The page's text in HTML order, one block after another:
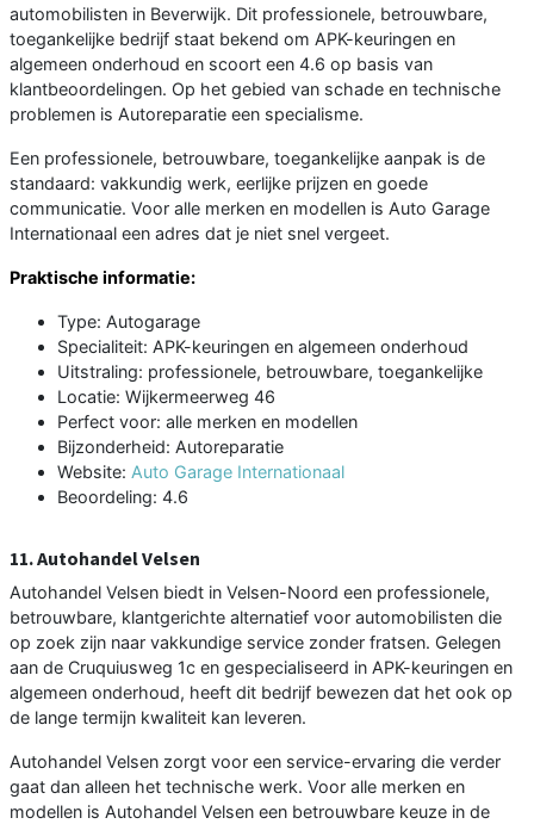
automobilisten in Beverwijk. Dit professionele, betrouwbare,
toegankelijke bedrijf staat bekend om APK-keuringen en
algemeen onderhoud en scoort een 4.6 op basis van
klantbeoordelingen. Op het gebied van schade en technische
problemen is Autoreparatie een specialisme.
Een professionele, betrouwbare, toegankelijke aanpak is de
standaard: vakkundig werk, eerlijke prijzen en goede
communicatie. Voor alle merken en modellen is Auto Garage
Internationaal een adres dat je niet snel vergeet.
Praktische informatie:
Type: Autogarage
Specialiteit: APK-keuringen en algemeen onderhoud
Uitstraling: professionele, betrouwbare, toegankelijke
Locatie: Wijkermeerweg 46
Perfect voor: alle merken en modellen
Bijzonderheid: Autoreparatie
Website: Auto Garage Internationaal
Beoordeling: 4.6
11. Autohandel Velsen
Autohandel Velsen biedt in Velsen-Noord een professionele,
betrouwbare, klantgerichte alternatief voor automobilisten die
op zoek zijn naar vakkundige service zonder fratsen. Gelegen
aan de Cruquiusweg 1c en gespecialiseerd in APK-keuringen en
algemeen onderhoud, heeft dit bedrijf bewezen dat het ook op
de lange termijn kwaliteit kan leveren.
Autohandel Velsen zorgt voor een service-ervaring die verder
gaat dan alleen het technische werk. Voor alle merken en
modellen is Autohandel Velsen een betrouwbare keuze in de